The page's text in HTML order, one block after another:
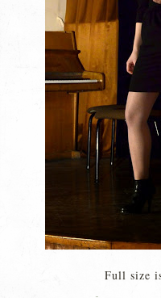
Full size